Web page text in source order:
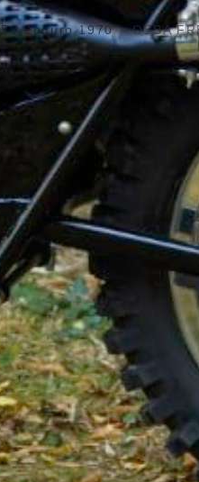
Enduro 1970>OSSA